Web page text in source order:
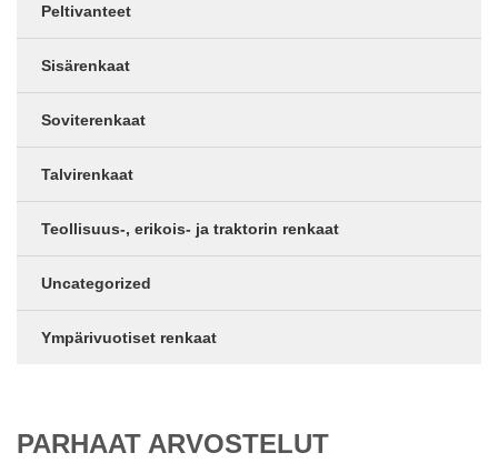
Peltivanteet
Sisärenkaat
Soviterenkaat
Talvirenkaat
Teollisuus-, erikois- ja traktorin renkaat
Uncategorized
Ympärivuotiset renkaat
PARHAAT ARVOSTELUT